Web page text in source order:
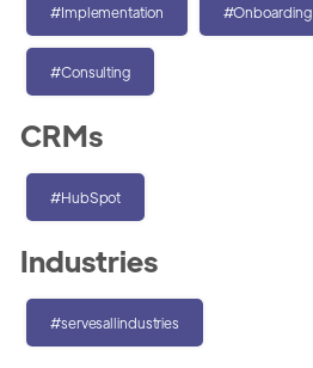
#Implementation #Onboarding
#Consulting
CRMs
#HubSpot
Industries
#servesallindustries